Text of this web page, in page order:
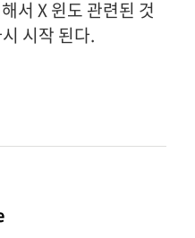
서 X 윈도 관련된 것
시작 된다.